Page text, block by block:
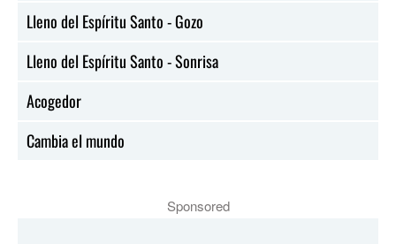
Lleno del Espíritu Santo - Gozo
Lleno del Espíritu Santo - Sonrisa
Acogedor
Cambia el mundo
Sponsored